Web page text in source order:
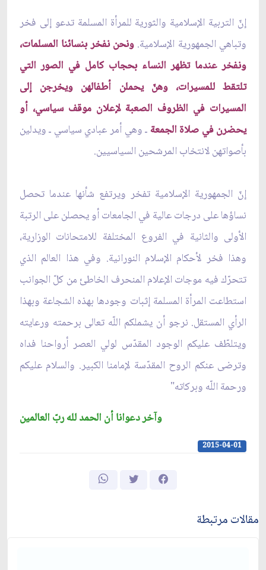
إنّ التربية الإسلامية والثورية للمرأة المسلمة تدعو إلى فخر
وتباهي الجمهورية الإسلامية. ونحن نفخر بنسائنا المسلمات،
ونفخر عندما تظهر النساء بحجاب كامل في الصور التي
تلتقط للمسيرات، وهنّ يحملن أطفالهن ويخرجن إلى
المسيرات في الظروف الصعبة لإعلان موقف سياسي، أو
يحضرن في صلاة الجمعة ـ وهي أمر عبادي سياسي ـ ويدلين
بأصواتهن لانتخاب المرشحين السياسيين.
إنّ الجمهورية الإسلامية تفخر ويرتفع شأنها عندما تحصل
نساؤها على درجات عالية في الجامعات أو يحصلن على الرتبة
الأولى والثانية في الفروع المختلفة للامتحانات الوزارية،
وهذا فخر لأحكام الإسلام النورانية. وفي هذا العالم الذي
تتحرّك فيه موجات الإعلام المنحرف الخاطئ من كلّ الجوانب
استطاعت المرأة المسلمة إثبات وجودها بهذه الشجاعة وبهذا
الرأي المستقل. نرجو أن يشملكم اللّه تعالى برحمته ورعايته
ويتلطّف عليكم الوجود المقدّس لولي العصر أرواحنا فداه
وترضى عنكم الروح المقدّسة لإمامنا الكبير. والسلام عليكم
ورحمة اللّه وبركاته"
وآخر دعوانا أن الحمد لله ربّ العالمين
2015-04-01
مقالات مرتبطة